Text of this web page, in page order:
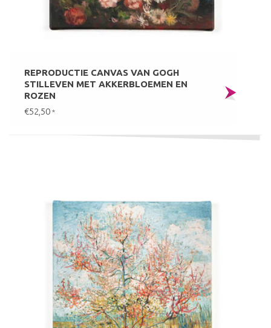
REPRODUCTIE CANVAS VAN GOGH
STILLEVEN MET AKKERBLOEMEN EN
ROZEN
€52,50 *